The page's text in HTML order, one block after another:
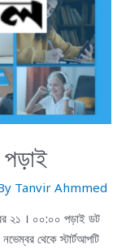
পড়াই
Tanvir Ahmmed
২১ । ০০:০০ পড়াই ডট
থেকে স্টার্টআপটি